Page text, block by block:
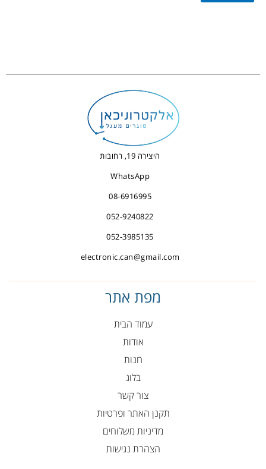
היצירה 19, רחובות
WhatsApp
08-6916995
052-9240822
052-3985135
electronic.can@gmail.com
מפת אתר
עמוד הבית
אודות
חנות
בלוג
צור קשר
תקנן האתר ופרטיות
מדיניות משלוחים
הצהרת נגישות